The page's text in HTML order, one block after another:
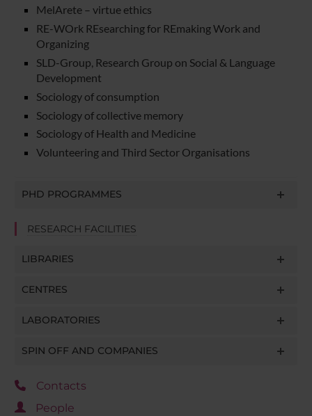
MelArete – virtue ethics
RE-WOrk REsearching for REmaking Work and
Organizing
SLD-Group, Research Group on Social & Language
Development
Sociology of consumption
Sociology of collective memory
Sociology of Health and Medicine
Volunteering and Third Sector Organisations
PHD PROGRAMMES
RESEARCH FACILITIES
LIBRARIES
CENTRES
LABORATORIES
SPIN OFF AND COMPANIES
Contacts
People